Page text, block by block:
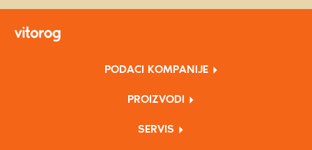
PODACI KOMPANIJE
PROIZVODI
SERVIS